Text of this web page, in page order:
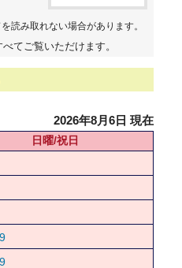
読み取れない場合があります。
てご覧いただけます。
2026年8月6日 現在
日曜/祝日